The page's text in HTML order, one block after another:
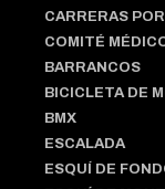
CARRERAS
COMITÉ
BARRANCOS
BICICLETA DE
BMX
ESCALADA
ESQUÍ DE